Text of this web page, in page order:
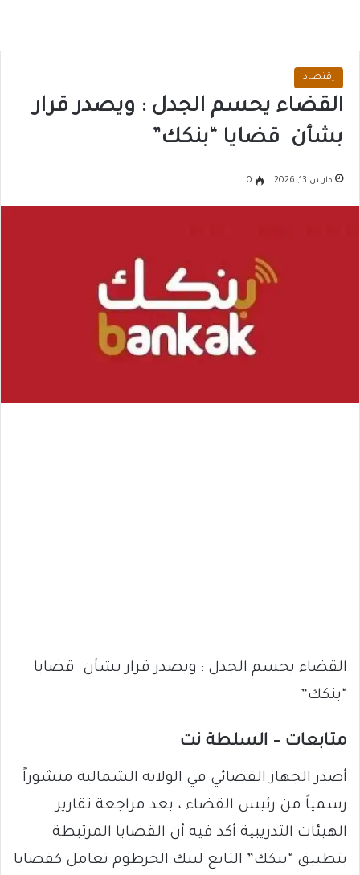
إقتصاد
القضاء يحسم الجدل : ويصدر قرار
بشأن قضايا “بنكك”
مارس 13, 2026 0
القضاء يحسم الجدل : ويصدر قرار بشأن قضايا
“بنكك”
متابعات – السلطة نت
أصدر الجهاز القضائي في الولاية الشمالية منشوراً
رسمياً من رئيس القضاء ، بعد مراجعة تقارير
الهيئات التدريبية أكد فيه أن القضايا المرتبطة
بتطبيق “بنكك” التابع لبنك الخرطوم تعامل كقضايا